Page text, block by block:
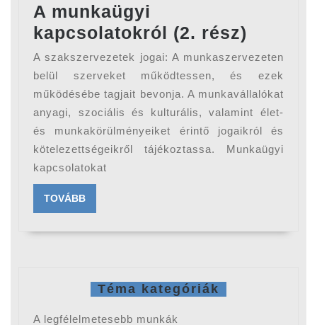
A munkaügyi
kapcsolatokról (2. rész)
(2.
rész)
A szakszervezetek jogai: A munkaszervezeten
belül szerveket működtessen, és ezek
működésébe tagjait bevonja. A munkavállalókat
anyagi, szociális és kulturális, valamint élet-
és munkakörülményeiket érintő jogaikról és
kötelezettségeikről tájékoztassa. Munkaügyi
kapcsolatokat
TOVÁBBTOVÁBB
Téma kategóriák
A legfélelmetesebb munkák